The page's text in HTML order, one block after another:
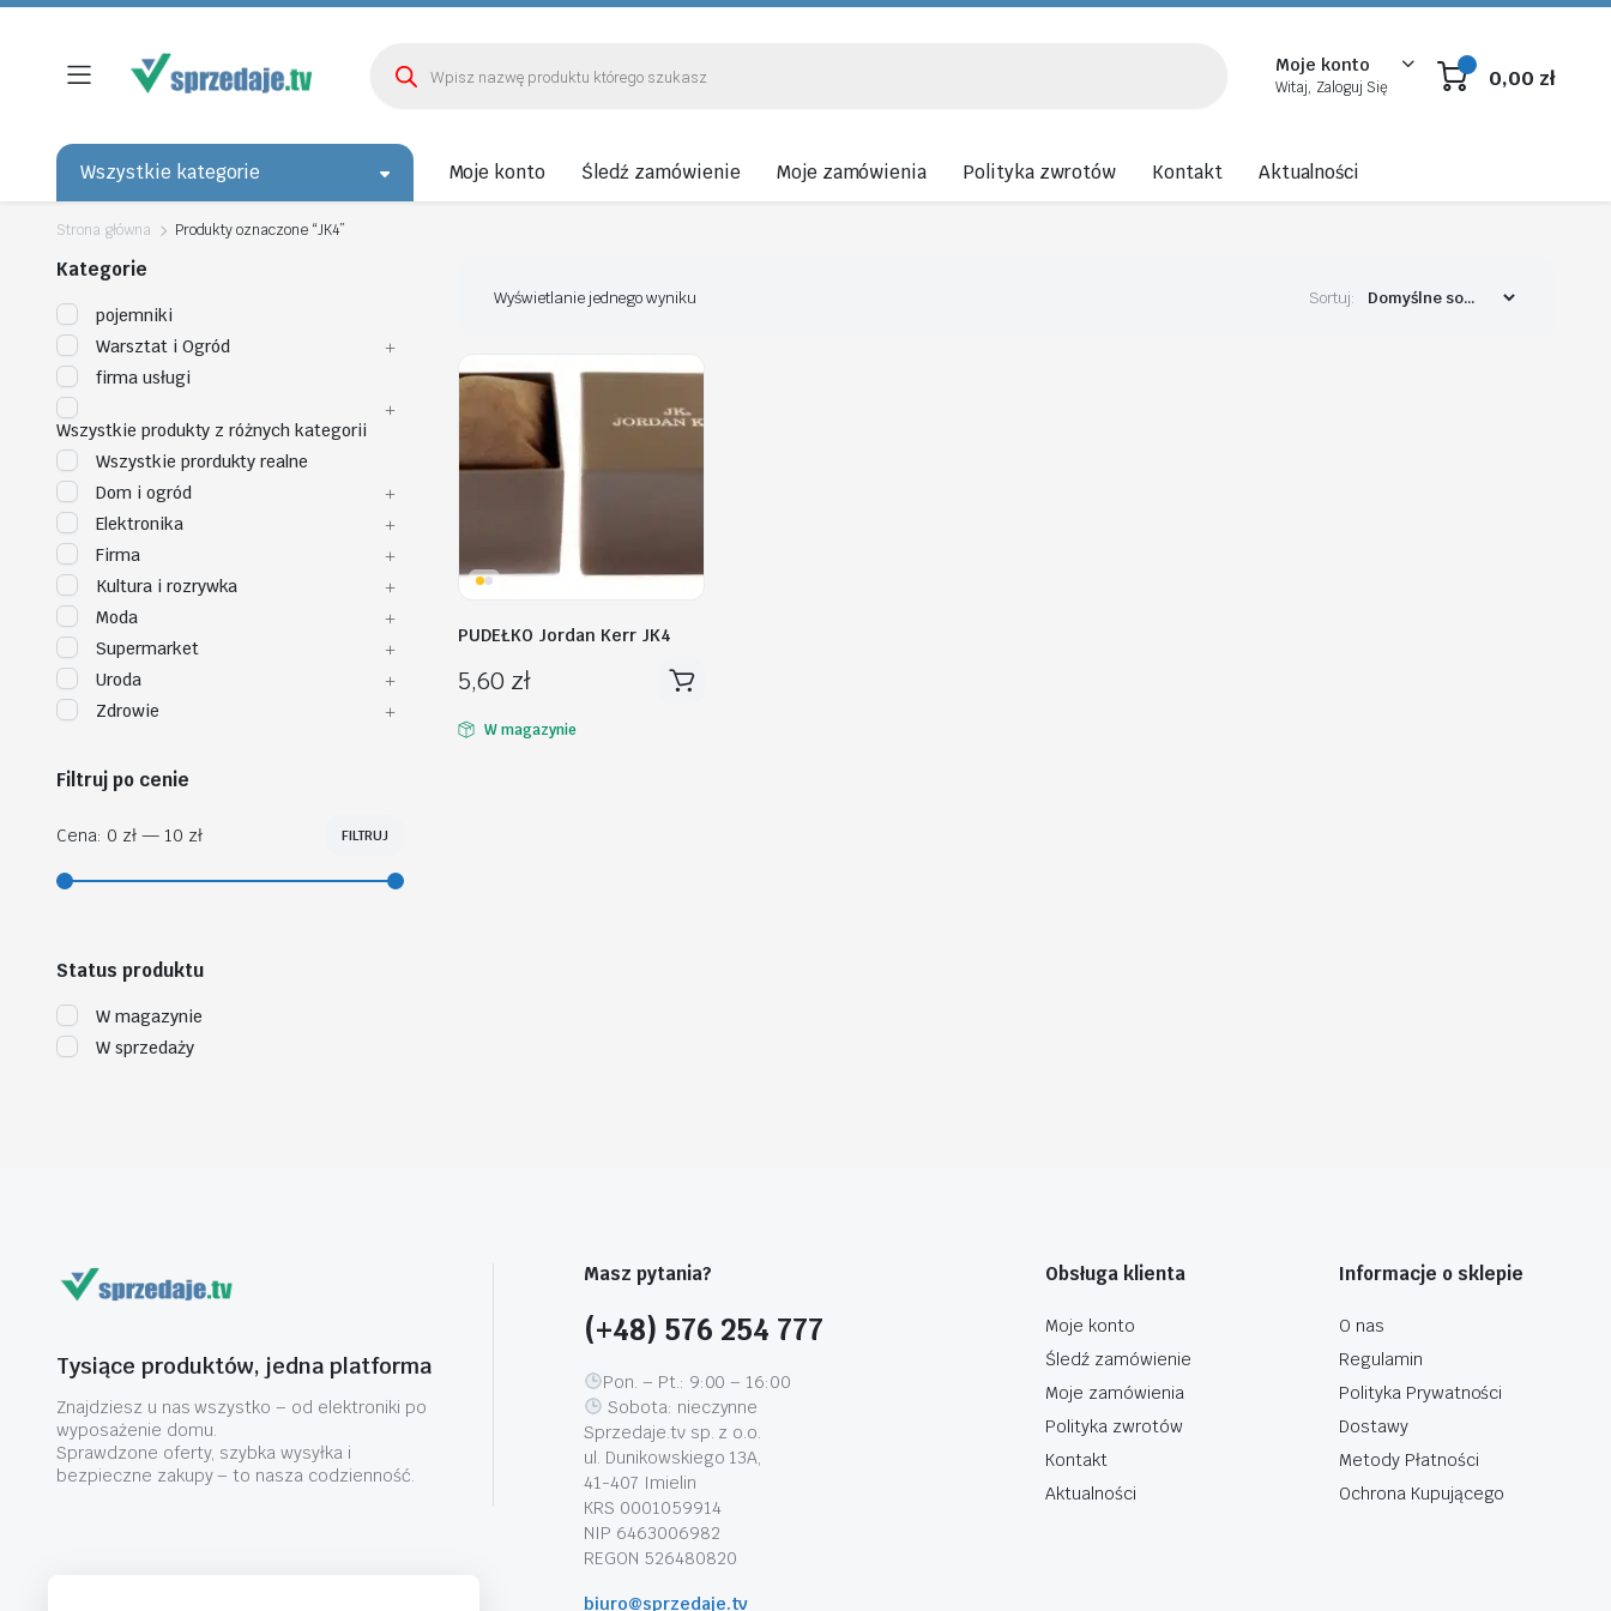
produktów
Moje konto
Witaj, Zaloguj Się 0,00 zł
Wszystkie kategorie Moje konto Śledź zamówienie Moje zamówienia Polityka zwrotów Kontakt Aktualności
Strona główna Produkty oznaczone “JK4”
Wyświetlanie jednego wyniku Sortuj:
PUDEŁKO Jordan Kerr JK4
5,60 zł
W magazynie
Kategorie
pojemniki
Warsztat i Ogród
firma usługi
Wszystkie produkty z różnych kategorii
Wszystkie prordukty realne
Dom i ogród
Elektronika
Firma
Kultura i rozrywka
Moda
Supermarket
Uroda
Zdrowie
Filtruj po cenie
FILTRUJ
Cena: 0 zł— 10 zł
Status produktu
W magazynie
W sprzedaży
Tysiące produktów, jedna platforma
Znajdziesz u nas wszystko – od elektroniki po
wyposażenie domu.
Sprawdzone oferty, szybka wysyłka i
bezpieczne zakupy – to nasza codzienność.
Masz pytania?
(+48) 576 254 777
Pon. – Pt.: 9:00 – 16:00
Sobota: nieczynne
Sprzedaje.tv sp. z o.o.
ul. Dunikowskiego 13A,
41-407 Imielin
KRS 0001059914
NIP 6463006982
REGON 526480820
biuro@sprzedaje.tv
Obsługa klienta
Moje konto
Śledź zamówienie
Moje zamówienia
Polityka zwrotów
Kontakt
Aktualności
Informacje o sklepie
O nas
Regulamin
Polityka Prywatności
Dostawy
Metody Płatności
Ochrona Kupującego